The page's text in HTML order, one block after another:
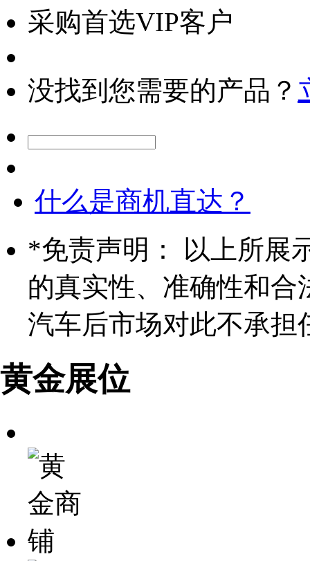
采购首选VIP客户
没找到您需要的产品？
什么是商机直达？
*免责声明： 以上所展
的真实性、准确性和合
汽车后市场对此不承担
黄金展位